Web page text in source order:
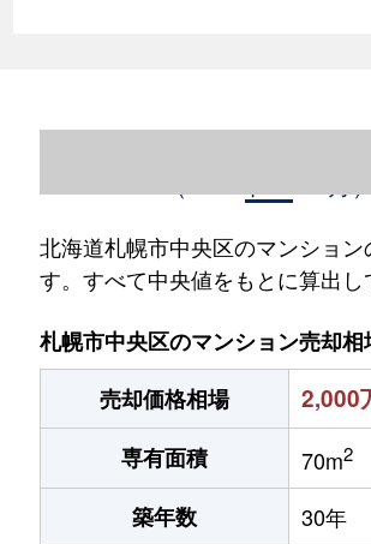
北海道札幌市中央区のマンショ
す。すべて中央値をもとに算出し
札幌市中央区のマンション売却相
売却価格相場
2,000
専有面積 70m2
築年数 30年